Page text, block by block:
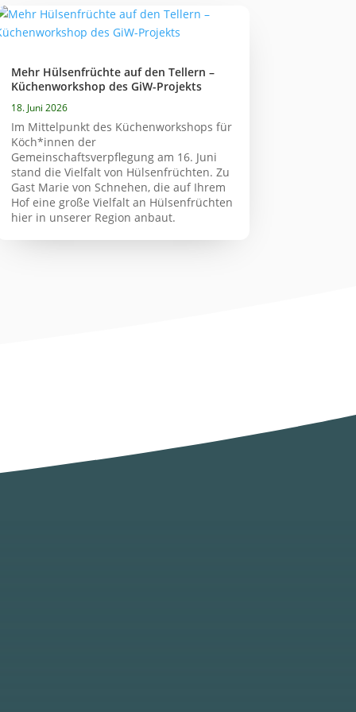
Mehr Hülsenfrüchte auf den Tellern –
Küchenworkshop des GiW-Projekts
18. Juni 2026
Im Mittelpunkt des Küchenworkshops für
Köch*innen der
Gemeinschaftsverpflegung am 16. Juni
stand die Vielfalt von Hülsenfrüchten. Zu
Gast Marie von Schnehen, die auf Ihrem
Hof eine große Vielfalt an Hülsenfrüchten
hier in unserer Region anbaut.